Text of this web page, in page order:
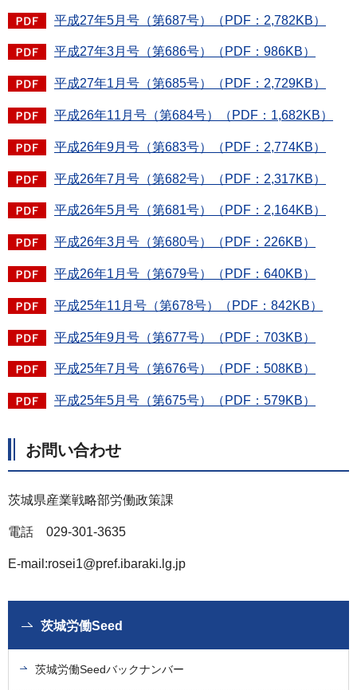
平成27年5月号（第687号）（PDF：2,782KB）
平成27年3月号（第686号）（PDF：986KB）
平成27年1月号（第685号）（PDF：2,729KB）
平成26年11月号（第684号）（PDF：1,682KB）
平成26年9月号（第683号）（PDF：2,774KB）
平成26年7月号（第682号）（PDF：2,317KB）
平成26年5月号（第681号）（PDF：2,164KB）
平成26年3月号（第680号）（PDF：226KB）
平成26年1月号（第679号）（PDF：640KB）
平成25年11月号（第678号）（PDF：842KB）
平成25年9月号（第677号）（PDF：703KB）
平成25年7月号（第676号）（PDF：508KB）
平成25年5月号（第675号）（PDF：579KB）
お問い合わせ
茨城県産業戦略部労働政策課
電話 029-301-3635
E-mail:rosei1@pref.ibaraki.lg.jp
茨城労働Seed
茨城労働Seedバックナンバー